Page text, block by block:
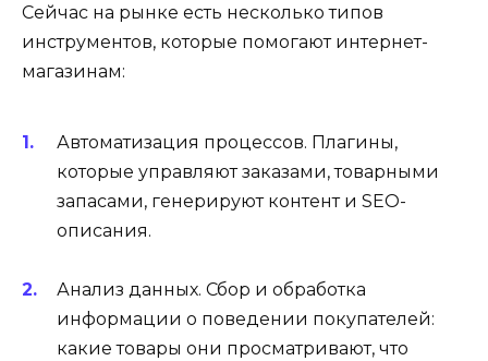
Сейчас на рынке есть несколько типов
инструментов, которые помогают интернет-
магазинам:
Автоматизация процессов. Плагины,
которые управляют заказами, товарными
запасами, генерируют контент и SEO-
описания.
Анализ данных. Сбор и обработка
информации о поведении покупателей:
какие товары они просматривают, что